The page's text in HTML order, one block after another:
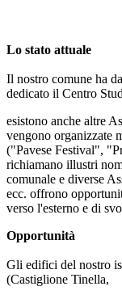
Lo stato attuale
Il nostro comune ha
dedicato il Centro
esistono anche altre
vengono organizzate
("Pavese Festival",
richiamano illustri
comunale e diverse
ecc. offrono
verso l'esterno e di
Opportunità
Gli edifici del nostro
(Castiglione Tinella,